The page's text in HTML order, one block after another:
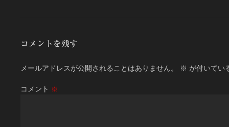
コメントを残す
メールアドレスが公開されることはありません。 ※ が付いてい
コメント ※